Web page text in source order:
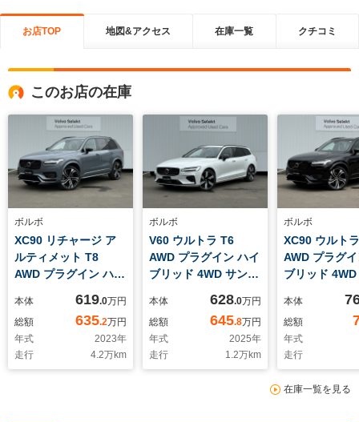
お店TOP 地図&アクセス 在庫一覧 クチコミ
このお店の在庫
ボルボ
XC90 リチャージ ア
ルティメット T8
AWD プラグイン ハイ
ーフ/本革シート/エア
サス/禁煙車
本体 619.0万円
総額
635.2万円
年式
2023年
走行
4.2万km
ボルボ
V60 ウルトラ T6
AWD プラグイン ハイ
ブリッド 4WD サンル
ダー/本革シート
本体 628.0万円
総額
645.8万円
年式
2025年
走行
1.2万km
ボルボ
XC90 ウルト
AWD プラグ
ブリッド
ライブレコー
革シート/
ド/エアサス
本体
総額
年式
走行
在庫一覧を見る